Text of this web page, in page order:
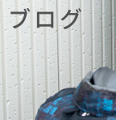
ブログ